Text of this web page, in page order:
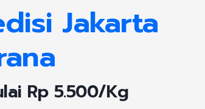
Jakarta
Rp 5.500/Kg